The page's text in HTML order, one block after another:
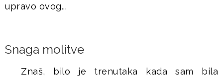
upravo ovog...
Snaga molitve
Znaš, bilo je trenutaka kada sam bila